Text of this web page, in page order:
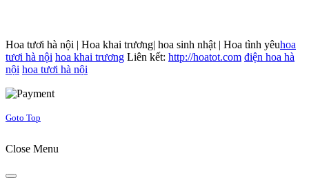
Hoa tươi hà nội | Hoa khai trương| hoa sinh nhật | Hoa tình yêuhoa
tươi hà nội hoa khai trương Liên kết: http://hoatot.com điện hoa hà
nội hoa tươi hà nội
Goto Top
Close Menu